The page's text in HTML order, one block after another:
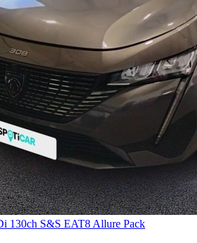
130ch S&S EAT8 Allure Pack